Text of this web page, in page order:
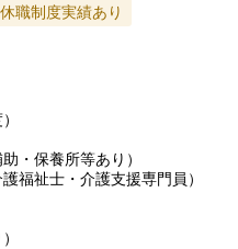
職制度実績あり
・保養所等あり）
福祉士・介護支援専門員）